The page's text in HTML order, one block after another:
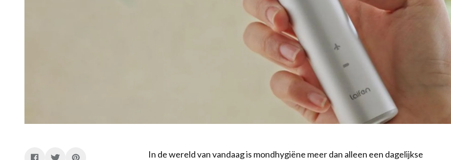
In de wereld van vandaag is mondhygiëne meer dan alleen een dagelijkse